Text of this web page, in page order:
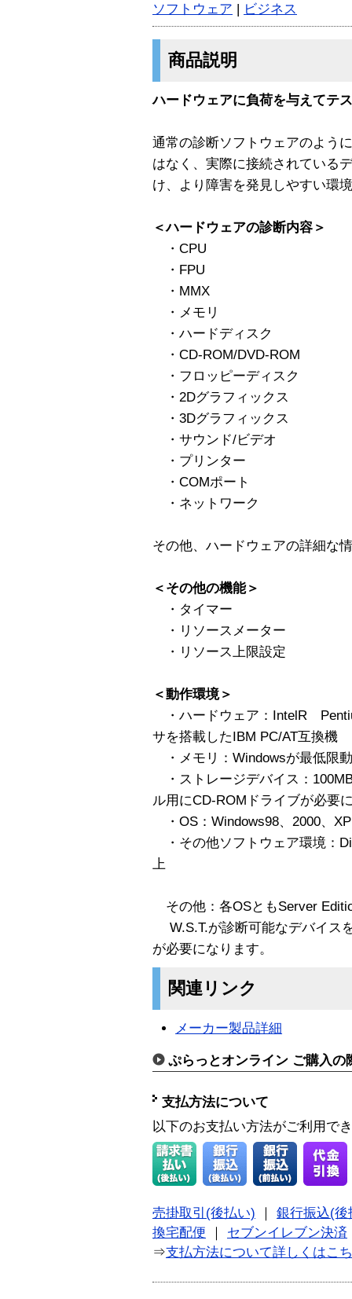
ソフトウェア | ビジネス
商品説明
ハードウェアに負荷を与えてテ
通常の診断ソフトウェアのよう
はなく、実際に接続されている
け、より障害を発見しやすい環
＜ハードウェアの診断内容＞
・CPU
・FPU
・MMX
・メモリ
・ハードディスク
・CD-ROM/DVD-ROM
・フロッピーディスク
・2Dグラフィックス
・3Dグラフィックス
・サウンド/ビデオ
・プリンター
・COMポート
・ネットワーク
その他、ハードウェアの詳細な
＜その他の機能＞
・タイマー
・リソースメーター
・リソース上限設定
＜動作環境＞
・ハードウェア：IntelR
サを搭載したIBM PC/AT互換機
・メモリ：Windowsが最低限
・ストレージデバイス：
ル用にCD-ROMドライブが必要
・OS：Windows98、2000、
・その他ソフトウェア環境：
上
その他：各OSともServer
W.S.T.が診断可能なデバイス
が必要になります。
関連リンク
メーカー製品詳細
ぷらっとオンライン ご購入の
支払方法について
以下のお支払い方法がご利用で
売掛取引(後払い)
銀行振込(後
換宅配便
セブンイレブン決済
⇒支払方法について詳しくはこ